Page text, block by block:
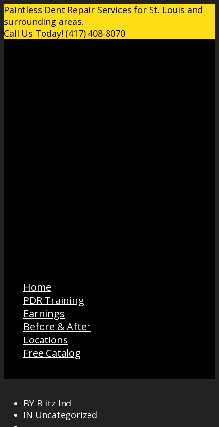
Paintless Dent Repair Services for St. Louis and
surrounding areas.
Call Us Today! (417) 408-8070
Home
PDR Training
Earnings
Before & After
Locations
Free Catalog
BY Blitz Ind
IN Uncategorized